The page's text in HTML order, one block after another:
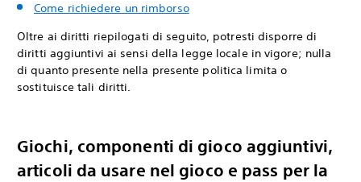
Come richiedere un rimborso
Oltre ai diritti riepilogati di seguito, potresti disporre di
diritti aggiuntivi ai sensi della legge locale in vigore; nulla
di quanto presente nella presente politica limita o
sostituisce tali diritti.
Giochi, componenti di gioco aggiuntivi,
articoli da usare nel gioco e pass per la